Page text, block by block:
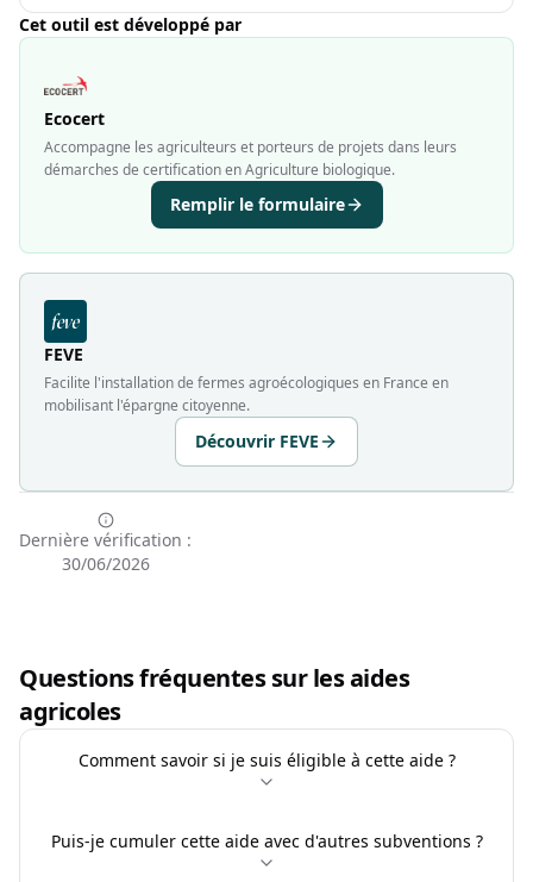
Cet outil est développé par
Ecocert
Accompagne les agriculteurs et porteurs de projets dans leurs
démarches de certification en Agriculture biologique.
Remplir le formulaire
FEVE
Facilite l'installation de fermes agroécologiques en France en
mobilisant l'épargne citoyenne.
Découvrir FEVE
Dernière vérification :
30/06/2026
Questions fréquentes sur les aides
agricoles
Comment savoir si je suis éligible à cette aide ?
Puis-je cumuler cette aide avec d'autres subventions ?